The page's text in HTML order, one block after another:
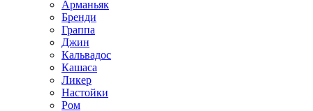
Арманьяк
Бренди
Граппа
Джин
Кальвадос
Кашаса
Ликер
Настойки
Ром